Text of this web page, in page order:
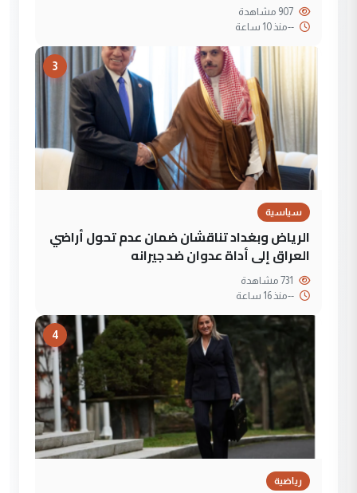
--منذ 10 ساعة
3
سياسية
الرياض وبغداد تناقشان ضمان عدم تحول أراضي
العراق إلى أداة عدوان ضد جيرانه
--منذ 16 ساعة
4
رياضية